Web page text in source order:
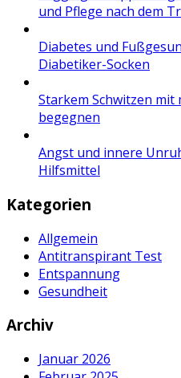
und Pflege nach dem
Diabetes und
Diabetiker-Socken
Starkem Schwitzen
begegnen
Angst und innere
Hilfsmittel
Kategorien
Allgemein
Antitranspirant Test
Entspannung
Gesundheit
Archiv
Januar 2026